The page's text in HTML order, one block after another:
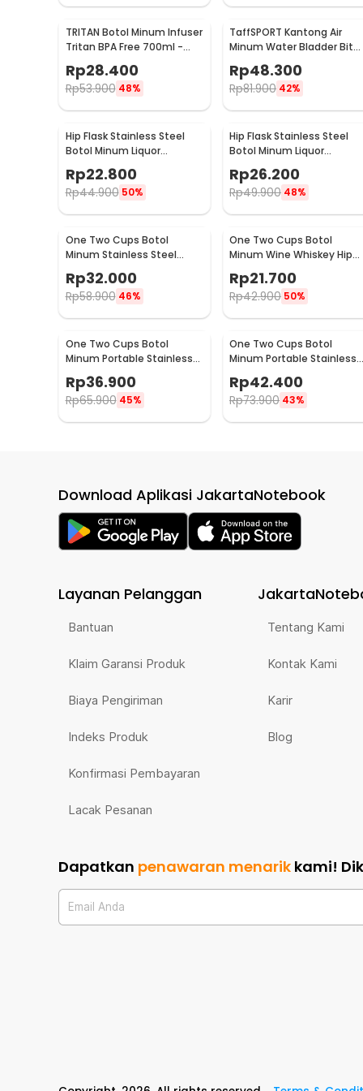
TRITAN Botol Minum Infuser
Tritan BPA Free 700ml -
Rp28.400
Rp53.900 48%
TaffSPORT Kantong Air
Minum Water Bladder Bit
Valve Hydration Bag 2L -
SD16
Rp48.300
Rp81.900 42%
Hip Flask Stainless Steel
Botol Minum Liquor
Whiskey Vintage 7oz
Johnnie Walker - H-7
Rp22.800
Rp44.900 50%
Hip Flask Stainless Steel
Botol Minum Liquor
Whiskey Vintage 7oz Jack
Daniel - H-7
Rp26.200
Rp49.900 48%
One Two Cups Botol
Minum Stainless Steel
Portable with Carabiner
750ml - GBD
Rp32.000
Rp58.900 46%
One Two Cups Botol
Minum Wine Whiskey Hip
Rp21.700
Rp42.900 50%
One Two Cups Botol
Minum Portable Stainless
Steel 750ml - YM006
Rp36.900
Rp65.900 45%
One Two Cups Botol
Minum Portable Stainless
Rp42.400
Rp73.900 43%
Download Aplikasi JakartaNotebook
Layanan Pelanggan
Bantuan
Klaim Garansi Produk
Biaya Pengiriman
Indeks Produk
Konfirmasi Pembayaran
Lacak Pesanan
Tentang Kami
Kontak Kami
Karir
Blog
Dapatkan penawaran menarik kami!
Email Anda